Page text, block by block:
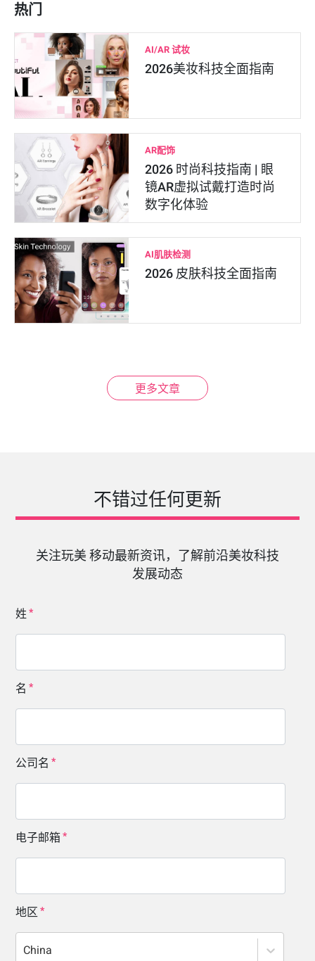
热门
AI/AR 试妆
2026美妆科技全面指南
AR配饰
2026 时尚科技指南 | 眼
镜AR虚拟试戴打造时尚
数字化体验
AI肌肤检测
2026 皮肤科技全面指南
更多文章
不错过任何更新
关注玩美 移动最新资讯，了解前沿美妆科技
发展动态
姓
名
公司名
电子邮箱
地区
China